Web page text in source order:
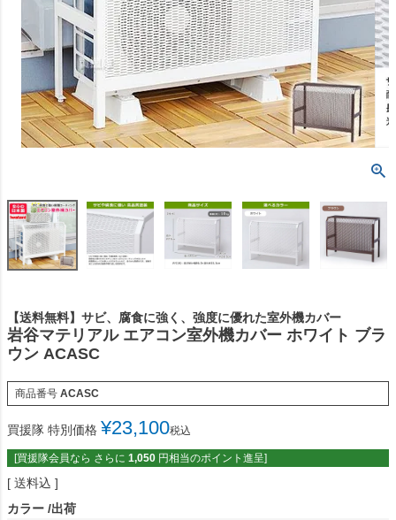
【送料無料】サビ、腐食に強く、強度に優れた室外機カバー
岩谷マテリアル エアコン室外機カバー ホワイト ブラ
ウン ACASC
商品番号 ACASC
買援隊 特別価格 ¥23,100税込
[買援隊会員なら さらに 1,050 円相当のポイント進呈]
送料込
カラー 出荷